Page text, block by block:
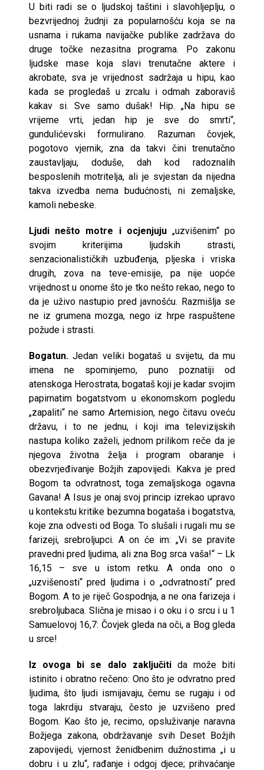
U biti radi se o ljudskoj taštini i slavohljeplju, o
bezvrijednoj žudnji za popularnošću koja se na
usnama i rukama navijačke publike zadržava do
druge točke nezasitna programa. Po zakonu
ljudske mase koja slavi trenutačne aktere i
akrobate, sva je vrijednost sadržaja u hipu, kao
kada se progledaš u zrcalu i odmah zaboraviš
kakav si. Sve samo dušak! Hip. „Na hipu se
vrijeme vrti, jedan hip je sve do smrti“,
gundulićevski formulirano. Razuman čovjek,
pogotovo vjernik, zna da takvi čini trenutačno
zaustavljaju, doduše, dah kod radoznalih
besposlenih motritelja, ali je svjestan da nijedna
takva izvedba nema budućnosti, ni zemaljske,
kamoli nebeske.
Ljudi nešto motre i ocjenjuju„uzvišenim“ po
svojim kriterijima ljudskih strasti,
senzacionalističkih uzbuđenja, pljeska i vriska
drugih, zova na teve-emisije, pa nije uopće
vrijednost u onome što je tko nešto rekao, nego to
da je uživo nastupio pred javnošću. Razmišlja se
ne iz grumena mozga, nego iz hrpe raspuštene
požude i strasti.
Bogatun. Jedan veliki bogataš u svijetu, da mu
imena ne spominjemo, puno poznatiji od
atenskoga Herostrata, bogataš koji je kadar svojim
papirnatim bogatstvom u ekonomskom pogledu
„zapaliti“ ne samo Artemision, nego čitavu oveću
državu, i to ne jednu, i koji ima televizijskih
nastupa koliko zaželi, jednom prilikom reče da je
njegova životna želja i program obaranje i
obezvrjeđivanje Božjih zapovijedi. Kakva je pred
Bogom ta odvratnost, toga zemaljskoga ogavna
Gavana! A Isus je onaj svoj princip izrekao upravo
u kontekstu kritike bezumna bogataša i bogatstva,
koje zna odvesti od Boga. To slušali i rugali mu se
farizeji, srebroljupci. A on će im: „Vi se pravite
pravedni pred ljudima, ali zna Bog srca vaša!“ – Lk
16,15 – sve u istom retku. A onda ono o
„uzvišenosti“ pred ljudima i o „odvratnosti“ pred
Bogom. A to je riječ Gospodnja, a ne ona farizeja i
srebroljubaca. Slična je misao i o oku i o srcu i u 1
Samuelovoj 16,7: Čovjek gleda na oči, a Bog gleda
u srce!
Iz ovoga bi se dalo zaključitida može biti
istinito i obratno rečeno: Ono što je odvratno pred
ljudima, što ljudi ismijavaju, čemu se rugaju i od
toga lakrdiju stvaraju, često je uzvišeno pred
Bogom. Kao što je, recimo, opsluživanje naravna
Božjega zakona, obdržavanje svih Deset Božjih
zapovijedi, vjernost ženidbenim dužnostima „i u
dobru i u zlu“, rađanje i odgoj djece; prihvaćanje